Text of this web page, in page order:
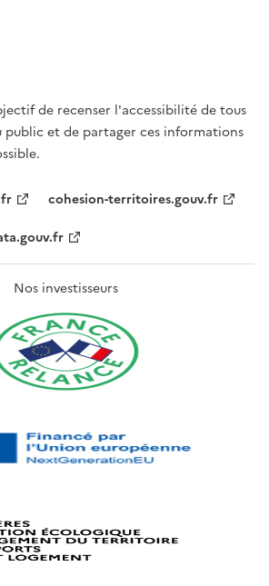
de recenser l'accessibilité de tous
public et de partager ces informations
cohesion-territoires.gouv.fr
Nos investisseurs